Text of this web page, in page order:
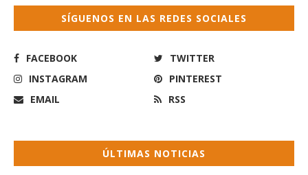
SÍGUENOS EN LAS REDES SOCIALES
FACEBOOK
TWITTER
INSTAGRAM
PINTEREST
EMAIL
RSS
ÚLTIMAS NOTICIAS